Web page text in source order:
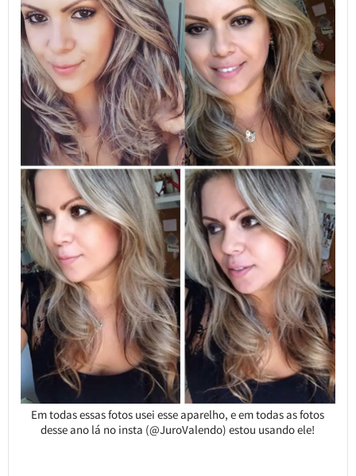
Em todas essas fotos usei esse aparelho, e em todas as fotos
desse ano lá no insta (@JuroValendo) estou usando ele!